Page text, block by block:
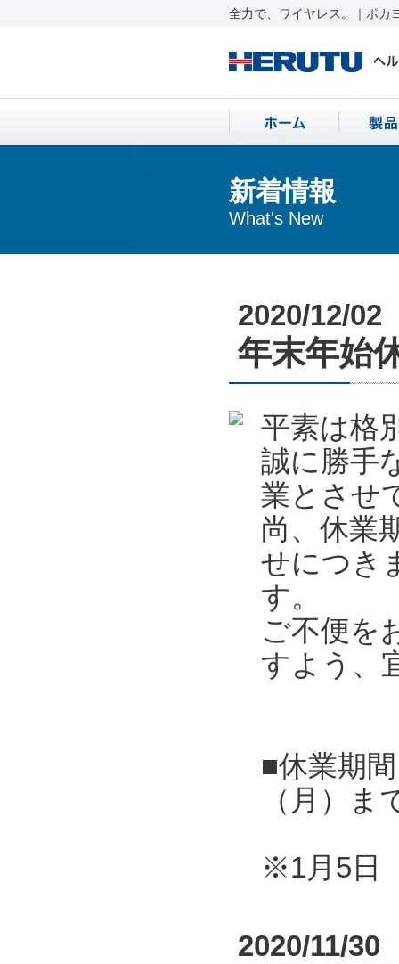
全力で、ワイヤレス。｜ポカ
新着情報
What's New
2020/12/02
年末年始
平素は格
誠に勝手
業とさせ
尚、休業
せにつき
す。
ご不便を
すよう、
■休業期
（月）ま
※1月5日
2020/11/30